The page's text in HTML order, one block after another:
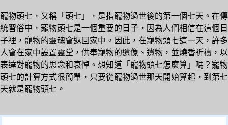
寵物頭七，又稱「頭七」，是指寵物過世後的第一個七天。在傳
統習俗中，寵物頭七是一個重要的日子，因為人們相信在這個日
子裡，寵物的靈魂會返回家中。因此，在寵物頭七這一天，許多
人會在家中設置靈堂，供奉寵物的遺像、遺物，並燒香祈禱，以
表達對寵物的思念和哀悼。想知道「寵物頭七怎麼算」嗎？寵物
頭七的計算方式很簡單，只要從寵物過世那天開始算起，到第七
天就是寵物頭七。